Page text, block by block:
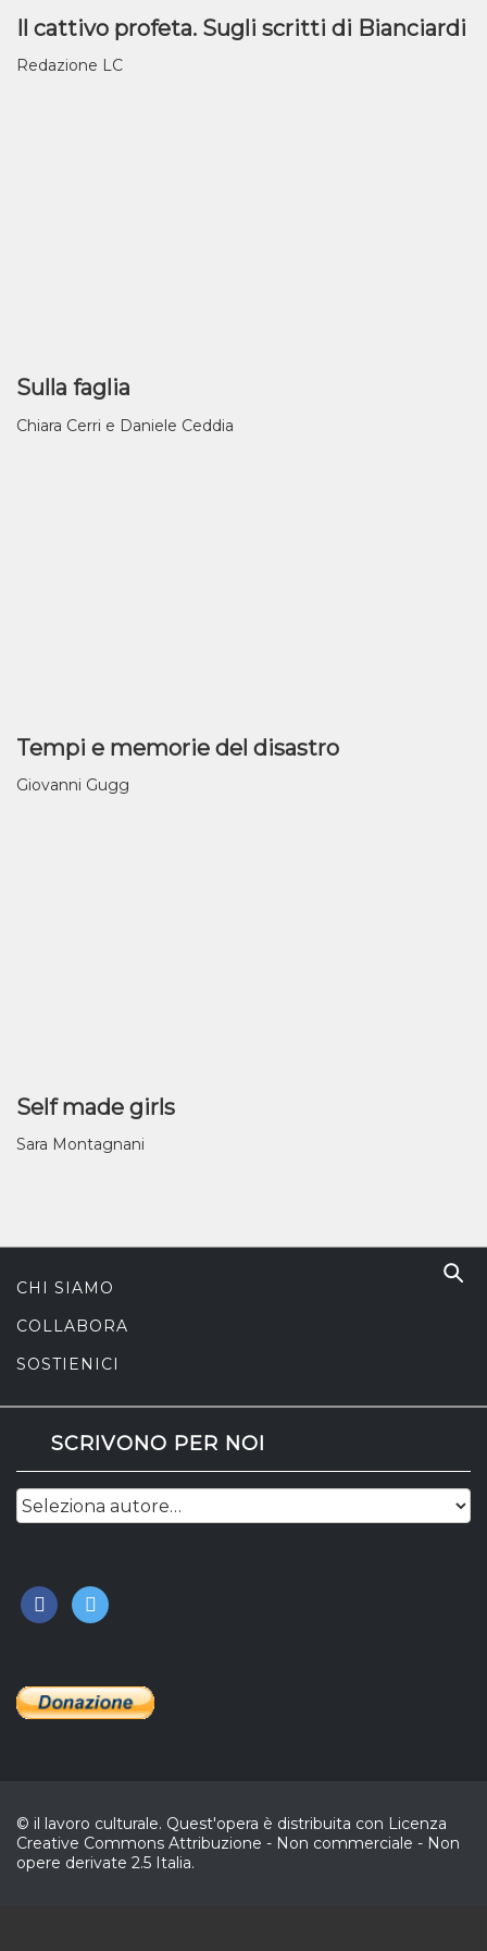
Il cattivo profeta. Sugli scritti di Bianciardi
Redazione LC
Sulla faglia
Chiara Cerri e Daniele Ceddia
Tempi e memorie del disastro
Giovanni Gugg
Self made girls
Sara Montagnani
CHI SIAMO
COLLABORA
SOSTIENICI
SCRIVONO PER NOI
facebook
twitter
© il lavoro culturale. Quest'opera è distribuita con Licenza
Creative Commons Attribuzione - Non commerciale - Non
opere derivate 2.5 Italia.